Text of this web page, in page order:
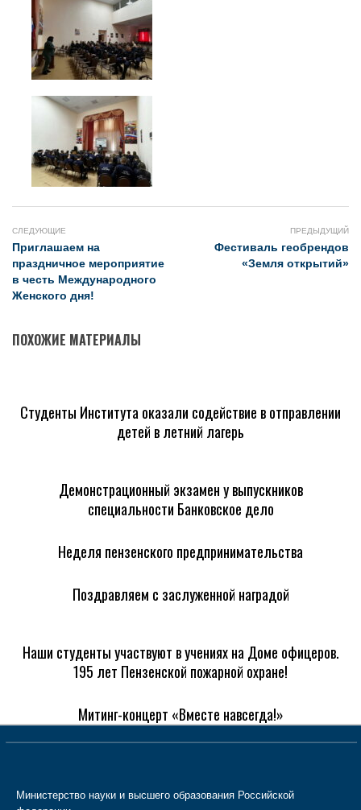
СЛЕДУЮЩИЕ
Приглашаем на
праздничное мероприятие
в честь Международного
Женского дня!
ПРЕДЫДУЩИЙ
Фестиваль геобрендов
«Земля открытий»
ПОХОЖИЕ МАТЕРИАЛЫ
Студенты Института оказали содействие в отправлении
детей в летний лагерь
Демонстрационный экзамен у выпускников
специальности Банковское дело
Неделя пензенского предпринимательства
Поздравляем с заслуженной наградой
Наши студенты участвуют в учениях на Доме офицеров.
195 лет Пензенской пожарной охране!
Митинг-концерт «Вместе навсегда!»
Министерство науки и высшего образования Российской